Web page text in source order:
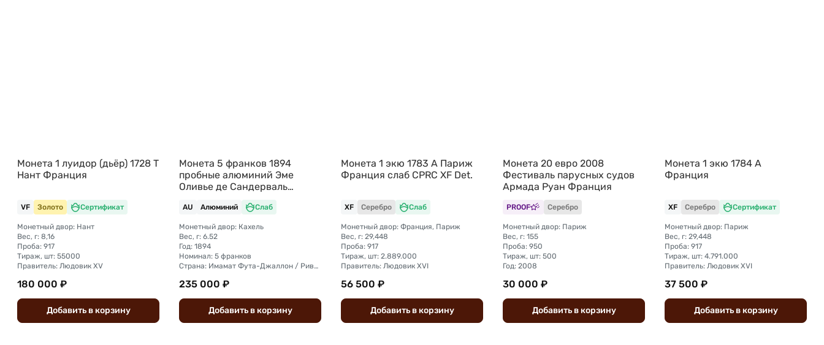
Монета 1 луидор (дьёр) 1728 T
Нант Франция
VF Золото Сертификат
Монетный двор: Нант
Вес, г: 8,16
Проба: 917
Тираж, шт: 55000
Правитель: Людовик XV
180 000 ₽
Добавить вкорзину
Монета 5 франков 1894
пробные алюминий Эме
Оливье де Сандерваль
NGC AU Det.
AU Алюминий Слаб
Монетный двор: Кахель
Вес, г: 6.52
Год: 1894
Номинал: 5 франков
Страна: Имамат Фута-Джаллон / Ривьер-дю-Сюд, французская колония
235 000 ₽
Добавить вкорзину
Монета 1 экю 1783 A Париж
Франция слаб CPRC XF Det.
XF Серебро Слаб
Монетный двор: Франция, Париж
Вес, г: 29,448
Проба: 917
Тираж, шт: 2.889.000
Правитель: Людовик XVI
56 500 ₽
Добавить вкорзину
Монета 20 евро 2008
Фестиваль парусных судов
Армада Руан Франция
PROOF Серебро
Монетный двор: Париж
Вес, г: 155
Проба: 950
Тираж, шт: 500
Год: 2008
30 000 ₽
Добавить вкорзину
Монета 1 экю 1784 A
Франция
XF Серебро Сертификат
Монетный двор: Париж
Вес, г: 29,448
Проба: 917
Тираж, шт: 4.791.000
Правитель: Людовик XVI
37 500 ₽
Добавить вкорзину